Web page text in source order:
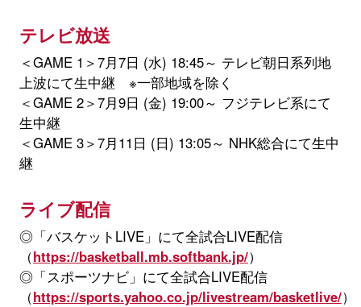
テレビ放送
＜GAME 1＞7月7日 (水) 18:45～ テレビ朝日系列地
上波にて生中継 ※一部地域を除く
＜GAME 2＞7月9日 (金) 19:00～ フジテレビ系にて
生中継
＜GAME 3＞7月11日 (日) 13:05～ NHK総合にて生中
継
ライブ配信
◎「バスケットLIVE」にて全試合LIVE配信
（https://basketball.mb.softbank.jp/）
◎「スポーツナビ」にて全試合LIVE配信
（https://sports.yahoo.co.jp/livestream/basketlive/）